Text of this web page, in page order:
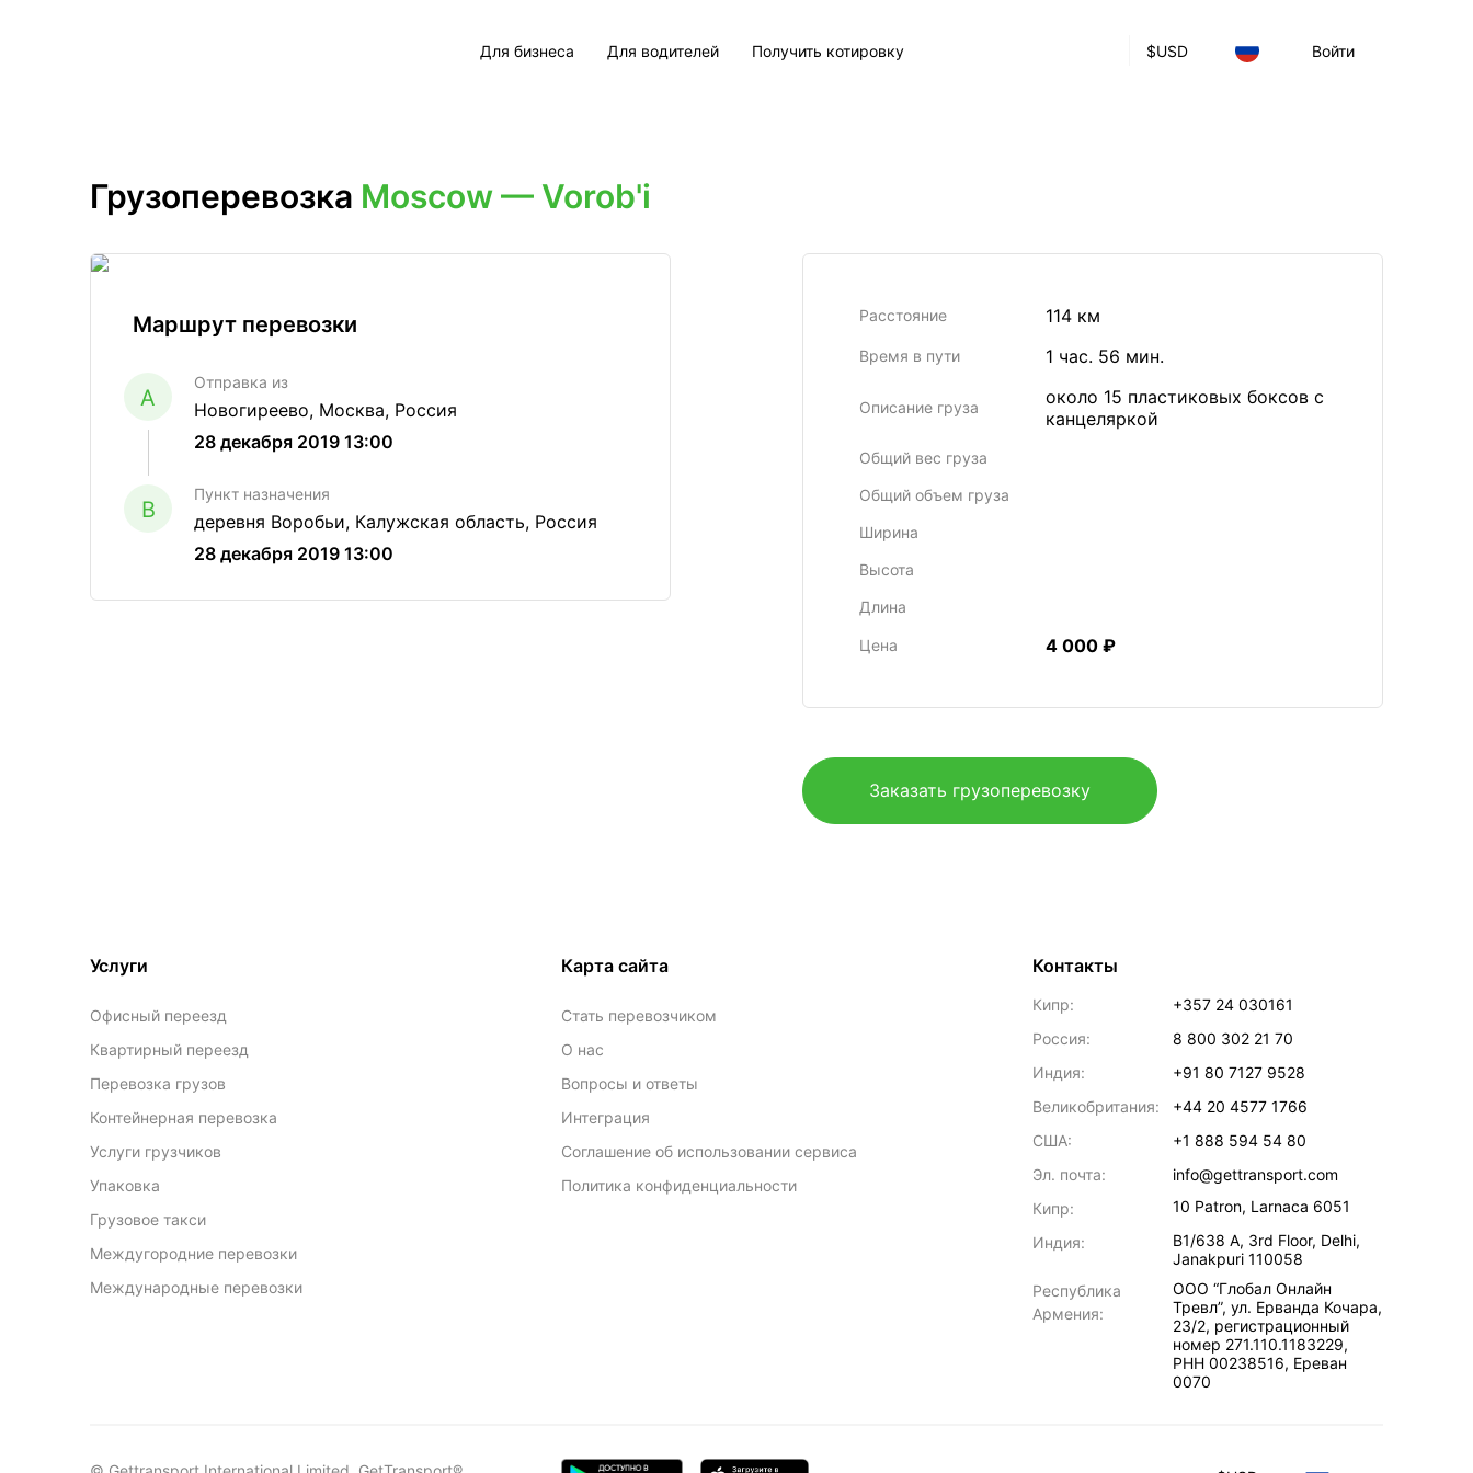
$USD Войти
Для бизнеса Для водителей Получить котировку
Грузоперевозка Moscow — Vorob'i
Маршрут перевозки
A
Отправка из
Новогиреево, Москва, Россия
28 декабря 2019 13:00
B
Пункт назначения
деревня Воробьи, Калужская область, Россия
28 декабря 2019 13:00
Расстояние 114 км
Время в пути 1 час. 56 мин.
Описание груза
около 15 пластиковых боксов с
канцеляркой
Общий вес груза
Общий объем груза
Ширина
Высота
Длина
Цена 4 000 ₽
Заказать грузоперевозку
Услуги
Офисный переезд
Квартирный переезд
Перевозка грузов
Контейнерная перевозка
Услуги грузчиков
Упаковка
Грузовое такси
Междугородние перевозки
Международные перевозки
Карта сайта
Стать перевозчиком
О нас
Вопросы и ответы
Интеграция
Соглашение об использовании сервиса
Политика конфиденциальности
Контакты
Кипр:
+357 24 030161
Россия:
8 800 302 21 70
Индия:
+91 80 7127 9528
Великобритания:
+44 20 4577 1766
США:
+1 888 594 54 80
Эл. почта:
info@gettransport.com
Кипр:
10 Patron, Larnaca 6051
Индия:
B1/638 A, 3rd Floor, Delhi,
Janakpuri 110058
Республика
Армения:
ООО “Глобал Онлайн
Тревл”, ул. Ерванда Кочара,
23/2, регистрационный
номер 271.110.1183229,
РНН 00238516, Ереван
0070